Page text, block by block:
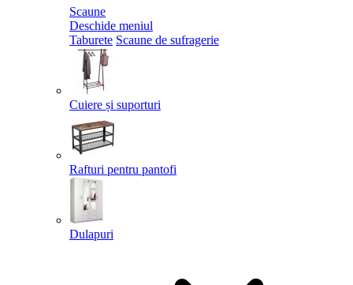
Scaune
Deschide meniul
Taburete Scaune de sufragerie
Cuiere și suporturi
Rafturi pentru pantofi
Dulapuri